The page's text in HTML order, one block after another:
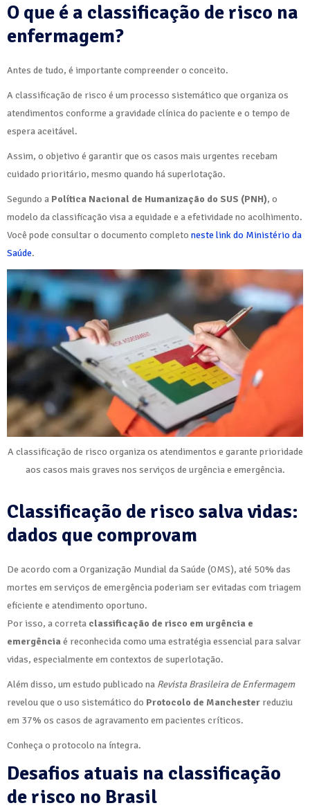
O que é a classificação de risco na
enfermagem?
Antes de tudo, é importante compreender o conceito.
A classificação de risco é um processo sistemático que organiza os
atendimentos conforme a gravidade clínica do paciente e o tempo de
espera aceitável.
Assim, o objetivo é garantir que os casos mais urgentes recebam
cuidado prioritário, mesmo quando há superlotação.
Segundo a Política Nacional de Humanização do SUS (PNH), o
modelo da classificação visa a equidade e a efetividade no acolhimento.
Você pode consultar o documento completo neste link do Ministério da
Saúde.
A classificação de risco organiza os atendimentos e garante prioridade
aos casos mais graves nos serviços de urgência e emergência.
Classificação de risco salva vidas:
dados que comprovam
De acordo com a Organização Mundial da Saúde (OMS), até 50% das
mortes em serviços de emergência poderiam ser evitadas com triagem
eficiente e atendimento oportuno.
Por isso, a correta classificação de risco em urgência e
emergência é reconhecida como uma estratégia essencial para salvar
vidas, especialmente em contextos de superlotação.
Além disso, um estudo publicado na Revista Brasileira de Enfermagem
revelou que o uso sistemático do Protocolo de Manchester reduziu
em 37% os casos de agravamento em pacientes críticos.
Conheça o protocolo na íntegra.
Desafios atuais na classificação
de risco no Brasil